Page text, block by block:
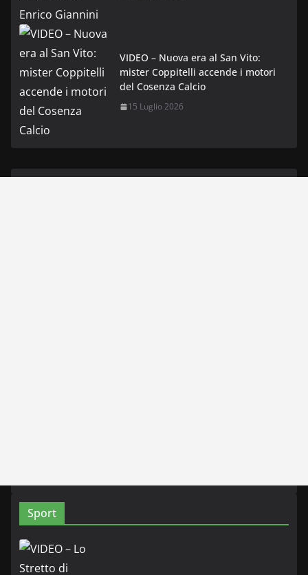
VIDEO – Nuova era al San Vito:
mister Coppitelli accende i motori
del Cosenza Calcio
15 Luglio 2026
Sport